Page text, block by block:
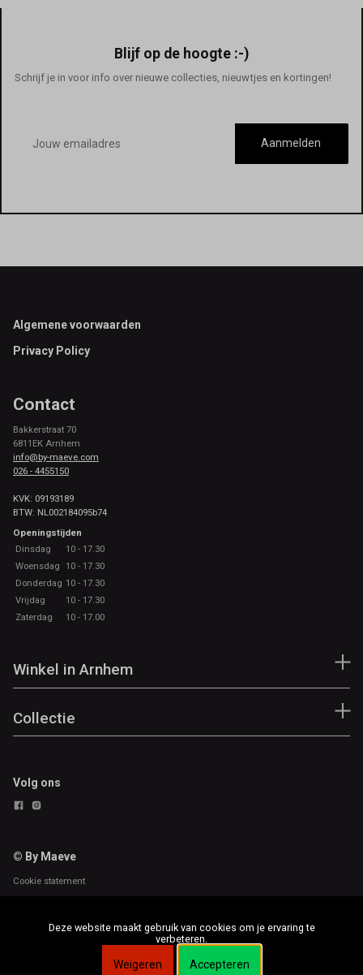
Blijf op de hoogte :-)
Schrijf je in voor info over nieuwe collecties, nieuwtjes en kortingen!
mailadres
Aanmelden
Footer
Algemene voorwaarden
Privacy Policy
Contact
Bakkerstraat 70
6811EK Arnhem
info@by-maeve.com
026 - 4455150
KVK: 09193189
BTW: NL002184095b74
Openingstijden
Dinsdag
10 - 17.30
Woensdag
10 - 17.30
Donderdag 10 - 17.30
Vrijdag
10 - 17.30
Zaterdag
10 - 17.00
Winkel in Arnhem
Collectie
Volg ons
© By Maeve
Cookie statement
Deze website maakt gebruik van cookies om je ervaring te
verbeteren.
Weigeren Accepteren